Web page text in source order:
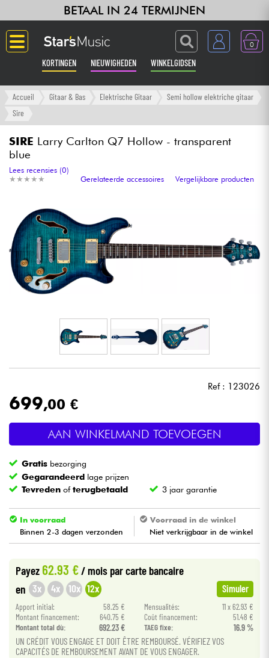
BETAAL IN 24 TERMIJNEN
0
KORTINGEN NIEUWIGHEDEN WINKELGIDSEN
Langue
Synths & samplers
Home-studio
Hoofdtelefoon
Licht
Drums & percussie
Blaasinstrument
Kinderen
Kabels & toebehoren
HiFi
Sets
Accueil Gitaar & Bas Elektrische Gitaar
Semi hollow elektriche gitaar
Sire
SIRE Larry Carlton Q7 Hollow - transparent
blue
★ ★ ★ ★ ★
★ ★ ★ ★ ★
Lees recensies (0)
Gerelateerde accessoires
Vergelijkbare producten
Ref : 123026
699,00 €
AAN WINKELMAND TOEVOEGEN
Gratis bezorging
Gegarandeerd lage prijzen
Tevreden ofterugbetaald 3 jaar garantie
In voorraad
Binnen 2-3 dagen verzonden
Voorraad in de winkel
Niet verkrijgbaar in de winkel
Payez62.93 €/ mois par carte bancaire
en 3x 4x 10x 12x Simuler
Apport initial: 58.25 € Mensualités:
11 x 62.93 €
Montant financement:
640.75 € Coût financement:
51.48 €
Montant total dù:
692.23 € TAEG fixe: 16.9 %
UN CRÉDIT VOUS ENGAGE ET DOIT ÊTRE REMBOURSÉ. VÉRIFIEZ VOS
CAPACITÉS DE REMBOURSEMENT AVANT DE VOUS ENGAGER.